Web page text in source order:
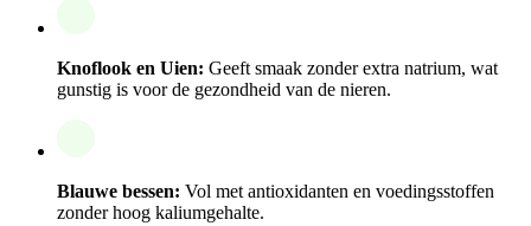
Knoflook en Uien: Geeft smaak zonder extra natrium, wat
gunstig is voor de gezondheid van de nieren.
Blauwe bessen: Vol met antioxidanten en voedingsstoffen
zonder hoog kaliumgehalte.